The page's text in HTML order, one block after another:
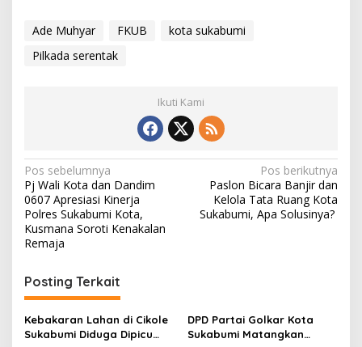
Ade Muhyar FKUB
kota sukabumi
Pilkada serentak
Ikuti Kami
N
a
v
i
a
s
i
Pos sebelumnya
Pj Wali Kota dan Dandim
0607 Apresiasi Kinerja
Polres Sukabumi Kota,
Kusmana Soroti Kenakalan
Remaja
Pos berikutnya
Paslon Bicara Banjir dan
Kelola Tata Ruang Kota
Sukabumi, Apa Solusinya?
Posting Terkait
Kebakaran Lahan di Cikole
Sukabumi Diduga Dipicu
DPD Partai Golkar Kota
Sukabumi Matangkan